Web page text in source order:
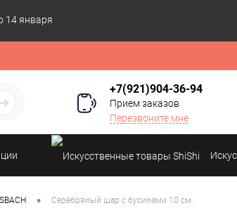
14 января
+7(921)904-36-94
Прием заказов
Перезвоните мне
• Серебряный шар с бусинами 10 см.